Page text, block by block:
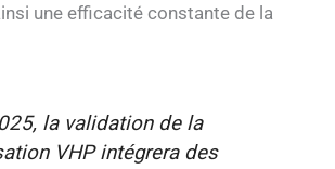
une efficacité constante de la
la validation de la
VHP intégrera des